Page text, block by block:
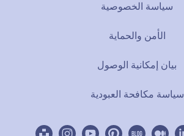
سياسة الخصوصية
الأمن والحماية
بيان إمكانية الوصول
سياسة مكافحة العبودية